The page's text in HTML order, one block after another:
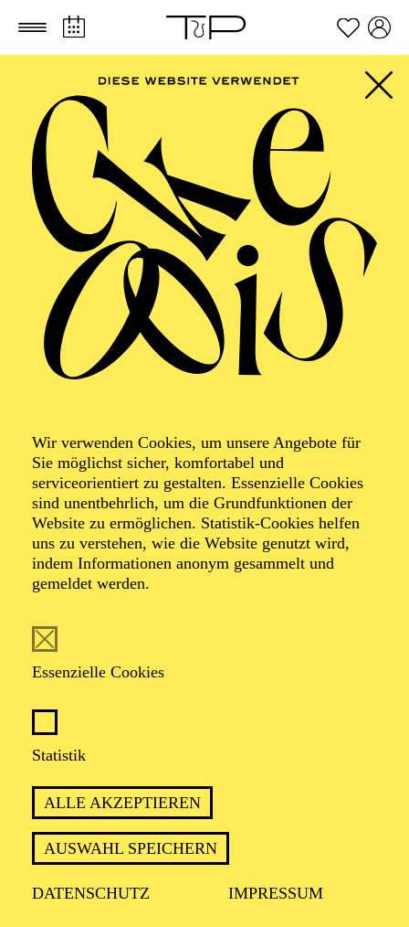
Zum Hauptinhalt springen Zum Footer springen
Wir verwenden Cookies, um unsere Angebote für
Sie möglichst sicher, komfortabel und
serviceorientiert zu gestalten. Essenzielle Cookies
sind unentbehrlich, um die Grundfunktionen der
Website zu ermöglichen. Statistik-Cookies helfen
uns zu verstehen, wie die Website genutzt wird,
indem Informationen anonym gesammelt und
gemeldet werden.
Essenzielle Cookies
Statistik
ALLE AKZEPTIEREN
AUSWAHL SPEICHERN
DATENSCHUTZ IMPRESSUM
AALTO MUSIKTHEATER
Yester­date
Ein Rendezvous mit den 60ern
Musical-Revue von Heribert Feckler und Marie-Helen
Joël
EINE ZEITREISE IN DIE "SWINGING
BEATLES BIS DRAFI DEUTSCHER
PREMIERE
08. Februar 2020
WIEDERAUFNAHME
06. September 2025